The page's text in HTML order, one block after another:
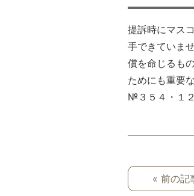
提訴時にマス
手できていま
償を命じるも
ためにも重要
№３５４・１２
« 前の記